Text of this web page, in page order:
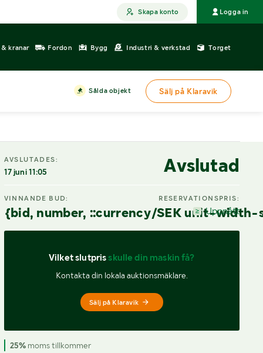
Skapa konto Logga in
kranar Fordon Bygg Industri & verkstad Torget
Sålda objekt Sälj på Klaravik
AVSLUTADES:
17 juni 11:05 Avslutad
VINNANDE BUD:
{bid, number, ::currency/SEK unit-
RESERVATIONSPRIS:
Uppnått
Vilket slutpris skulle din maskin få?
Kontakta din lokala auktionsmäklare.
Sälj på Klaravik
25%moms tillkommer